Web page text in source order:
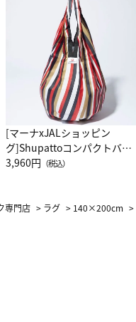
[マーナxJALショッピン
グ]Shupattoコンパクトバッ
グ Drop JAL客室乗務員
3,960円 （税込）
専門店 > ラグ > 140×200cm >